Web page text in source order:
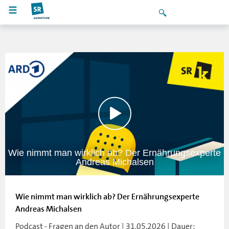
Wie nimmt man wirklich ab? Der Ernährungsexperte
Andreas Michalsen
Wie nimmt man wirklich ab? Der Ernährungsexperte
Andreas Michalsen
Podcast - Fragen an den Autor | 31.05.2026 | Dauer: